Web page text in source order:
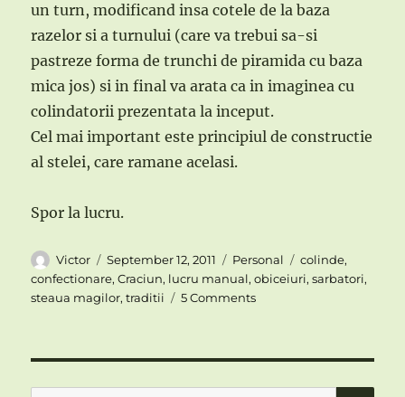
un turn, modificand insa cotele de la baza
razelor si a turnului (care va trebui sa-si
pastreze forma de trunchi de piramida cu baza
mica jos) si in final va arata ca in imaginea cu
colindatorii prezentata la inceput.
Cel mai important este principiul de constructie
al stelei, care ramane acelasi.
Spor la lucru.
Author
Victor
Posted
on
September 12, 2011 Categories
Personal Tags
colinde,
confectionare,Craciun, lucru manual,obiceiuri,sarbatori,
steaua magilor,traditii 5 Commentson
Craciun